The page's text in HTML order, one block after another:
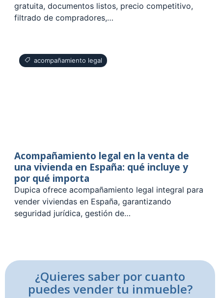
gratuita, documentos listos, precio competitivo,
filtrado de compradores,…
acompañamiento legal
Acompañamiento legal en la venta de
una vivienda en España: qué incluye y
por qué importa
Dupica ofrece acompañamiento legal integral para
vender viviendas en España, garantizando
seguridad jurídica, gestión de…
¿Quieres saber por cuanto
puedes vender tu inmueble?